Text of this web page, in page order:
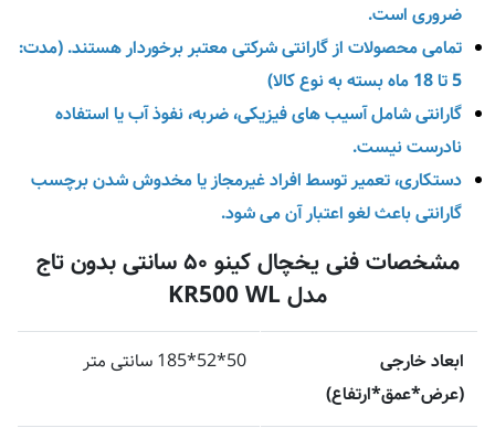
ضروری است.
تمامی محصولات از گارانتی شرکتی معتبر برخوردار هستند. (مدت:
5 تا 18 ماه بسته به نوع کالا)
گارانتی شامل آسیب‌ های فیزیکی، ضربه، نفوذ آب یا استفاده
نادرست نیست.
دستکاری، تعمیر توسط افراد غیرمجاز یا مخدوش شدن برچسب
گارانتی باعث لغو اعتبار آن می‌ شود.
مشخصات فنی یخچال کینو ۵۰ سانتی بدون تاج
مدل KR500 WL
ابعاد خارجی
(عرض*عمق*ارتفاع)
50*52*185 سانتی متر